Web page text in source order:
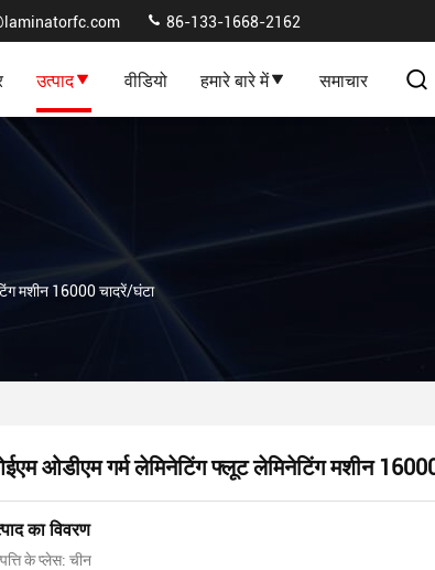
86-133-1668-2162
उत्पाद वीडियो हमारे बारे में समाचार
मशीन 16000 चादरें/घंटा
ओडीएम गर्म लेमिनेटिंग फ्लूट लेमिनेटिंग मशीन
का विवरण
के प्लेस: चीन